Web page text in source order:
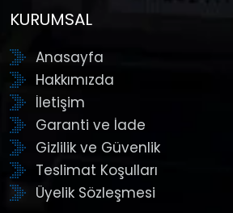
KURUMSAL
Anasayfa
Hakkımızda
İletişim
Garanti ve İade
Gizlilik ve Güvenlik
Teslimat Koşulları
Üyelik Sözleşmesi